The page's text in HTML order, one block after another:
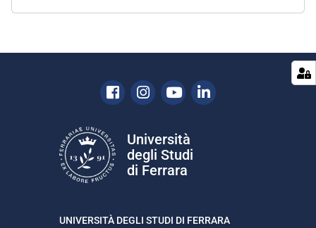
Facebook
Instagram
YoutubeLinkedin
Università
degli Studi
di Ferrara
UNIVERSITÀ DEGLI STUDI DI FERRARA